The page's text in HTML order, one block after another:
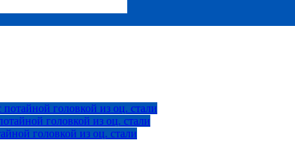
головкой из оц. стали
головкой из оц. стали
головкой из оц. стали